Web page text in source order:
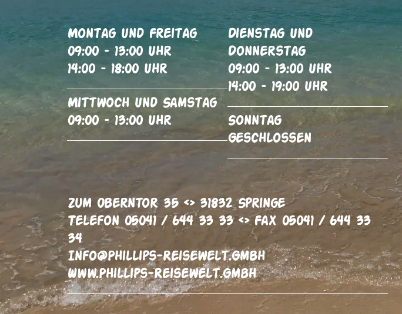
Montag Und Freitag
09:00 – 13:00 Uhr
14:00 – 18:00 Uhr
Mittwoch Und Samstag
09:00 – 13:00 Uhr
Dienstag Und
Donnerstag
09:00 – 13:00 Uhr
14:00 – 19:00 Uhr
Sonntag
Geschlossen
Zum Oberntor 35 <> 31832 Springe
Telefon 05041 / 644 33 33 <> Fax 05041 / 644 33
34
Info@phillips-Reisewelt.gmbh
Www.phillips-Reisewelt.gmbh